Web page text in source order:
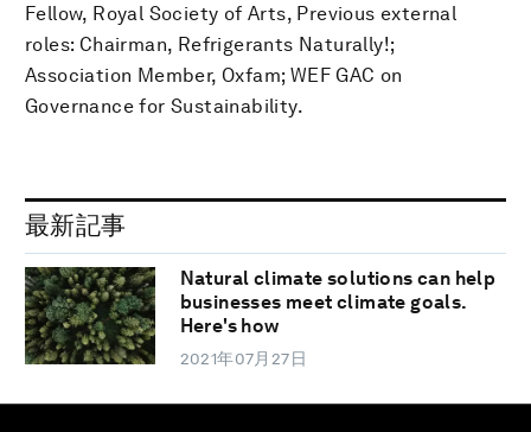
Fellow, Royal Society of Arts, Previous external
roles: Chairman, Refrigerants Naturally!;
Association Member, Oxfam; WEF GAC on
Governance for Sustainability.
最新記事
Natural climate solutions can help
businesses meet climate goals.
Here's how
2021年07月27日